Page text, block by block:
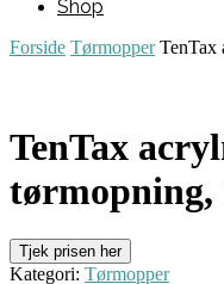
Shop
Forside Tørmopper TenTax
TenTax
tørmopning,
Tjek prisen her
Kategori: Tørmopper